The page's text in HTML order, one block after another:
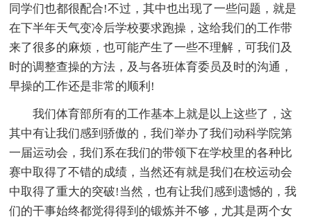
同学们也都很配合!不过，其中也出现了一些问题，就是
在下半年天气变冷后学校要求跑操，这给我们的工作带
来了很多的麻烦，也可能产生了一些不理解，可我们及
时的调整查操的方法，及与各班体育委员及时的沟通，
早操的工作还是非常的顺利!
我们体育部所有的工作基本上就是以上这些了，这
其中有让我们感到骄傲的，我们举办了我们动科学院第
一届运动会，我们系在我们的带领下在学校里的各种比
赛中取得了不错的成绩，当然还有就是我们在校运动会
中取得了重大的突破!当然，也有让我们感到遗憾的，我
们的干事始终都觉得得到的锻炼并不够，尤其是两个女